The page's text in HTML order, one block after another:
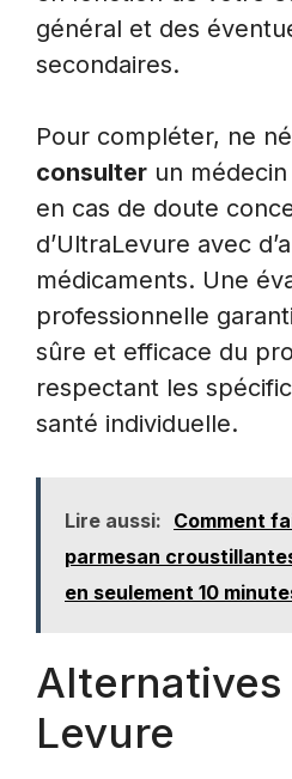
général et des
secondaires.
Pour compléter, ne
consulter un
en cas de doute
d’UltraLevure avec
médicaments. Une
professionnelle
sûre et efficace du
respectant les
santé individuelle.
Lire aussi: Comment
parmesan
en seulement 10
Alternatives
Levure